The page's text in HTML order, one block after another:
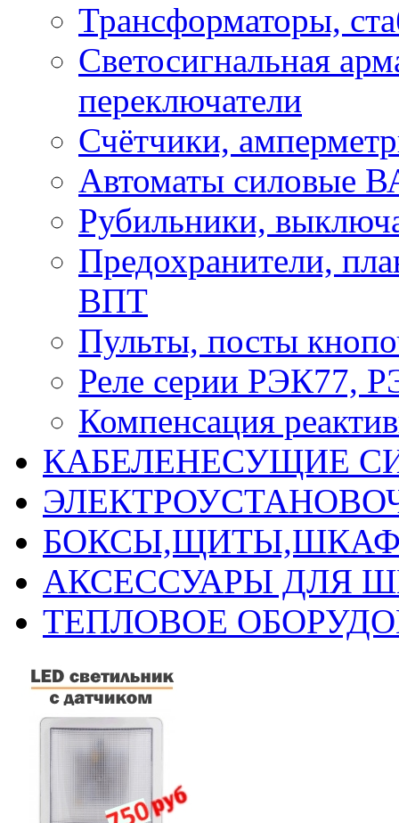
Трансформаторы,
Светосигнальная
переключатели
Счётчики,
Автоматы силовые
Рубильники,
Предохранители,
ВПТ
Пульты, посты
Реле серии РЭК77,
Компенсация
КАБЕЛЕНЕСУЩИЕ
АКСЕССУАРЫ ДЛЯ
ТЕПЛОВОЕ